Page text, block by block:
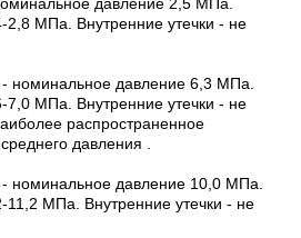
2,8 МПа. Внутренние утечки - не
номинальное давление 6,3 МПа.
7,0 МПа. Внутренние утечки - не
распространенное
давления .
номинальное давление 10,0 МПа.
11,2 МПа. Внутренние утечки - не